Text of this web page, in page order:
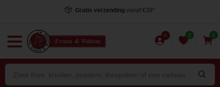
Voor 15.00 uur besteld , dezelfde dag verstuurd*
0 0